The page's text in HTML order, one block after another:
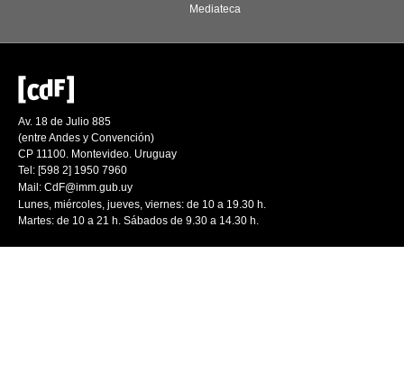
Mediateca
Av. 18 de Julio 885
(entre Andes y Convención)
CP 11100. Montevideo. Uruguay
Tel: [598 2] 1950 7960
Mail: CdF@imm.gub.uy
Lunes, miércoles, jueves, viernes: de 10 a 19.30 h.
Martes: de 10 a 21 h. Sábados de 9.30 a 14.30 h.